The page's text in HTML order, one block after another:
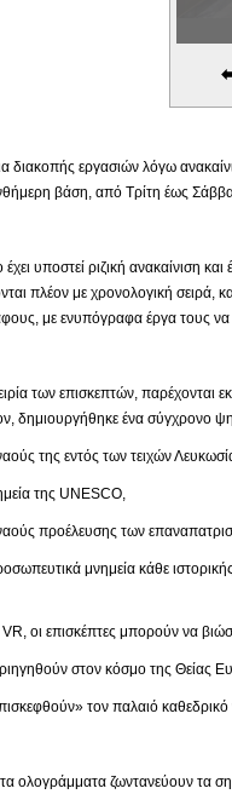
διακοπής εργασιών λόγω
βάση, από Τρίτη έως
υποστεί ριζική ανακαίνιση
πλέον με χρονολογική σειρά,
με ενυπόγραφα έργα τους να
των επισκεπτών, παρέχονται
δημιουργήθηκε ένα σύγχρονο
εντός των τειχών
UNESCO,
των
μνημεία κάθε ιστορικής
οι επισκέπτες μπορούν να
στον κόσμο της Θείας
τον παλαιό καθεδρικό ναό
ολογράμματα ζωντανεύουν τα